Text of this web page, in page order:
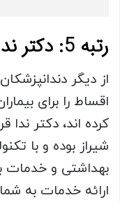
رتبه 5: دکتر ندا قریبی
از دیگر
اقساط را برای
کرده اند، دکتر
شیراز بوده و با
بهداشتی و خدمات
ارائه خدمات به